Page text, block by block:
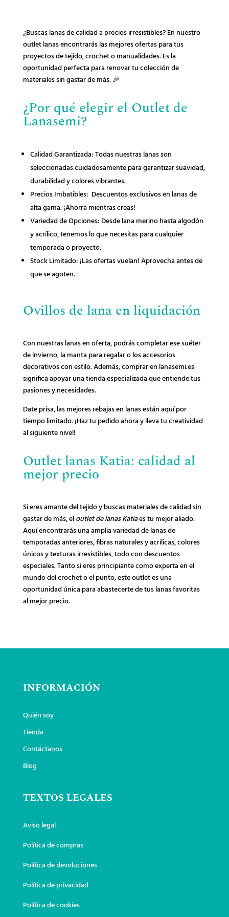
¿Buscas lanas de calidad a precios irresistibles? En nuestro
outlet lanas encontrarás las mejores ofertas para tus
proyectos de tejido, crochet o manualidades. Es la
oportunidad perfecta para renovar tu colección de
materiales sin gastar de más. 🎉
¿Por qué elegir el Outlet de
Lanasemi?
Calidad Garantizada: Todas nuestras lanas son
seleccionadas cuidadosamente para garantizar suavidad,
durabilidad y colores vibrantes.
Precios Imbatibles: Descuentos exclusivos en lanas de
alta gama. ¡Ahorra mientras creas!
Variedad de Opciones: Desde lana merino hasta algodón
y acrílico, tenemos lo que necesitas para cualquier
temporada o proyecto.
Stock Limitado: ¡Las ofertas vuelan! Aprovecha antes de
que se agoten.
Ovillos de lana en liquidación
Con nuestras lanas en oferta, podrás completar ese suéter
de invierno, la manta para regalar o los accesorios
decorativos con estilo. Además, comprar en lanasemi.es
significa apoyar una tienda especializada que entiende tus
pasiones y necesidades.
Date prisa, las mejores rebajas en lanas están aquí por
tiempo limitado. ¡Haz tu pedido ahora y lleva tu creatividad
al siguiente nivel!
Outlet lanas Katia: calidad al
mejor precio
Si eres amante del tejido y buscas materiales de calidad sin
gastar de más, eloutlet de lanas Katiaes tu mejor aliado.
Aquí encontrarás una amplia variedad de lanas de
temporadas anteriores, fibras naturales y acrílicas, colores
únicos y texturas irresistibles, todo con descuentos
especiales. Tanto si eres principiante como experta en el
mundo del crochet o el punto, este outlet es una
oportunidad única para abastecerte de tus lanas favoritas
al mejor precio.
INFORMACIÓN
Quién soy
Tienda
Contáctanos
Blog
TEXTOS LEGALES
Aviso legal
Política de compras
Política de devoluciones
Política de privacidad
Política de cookies